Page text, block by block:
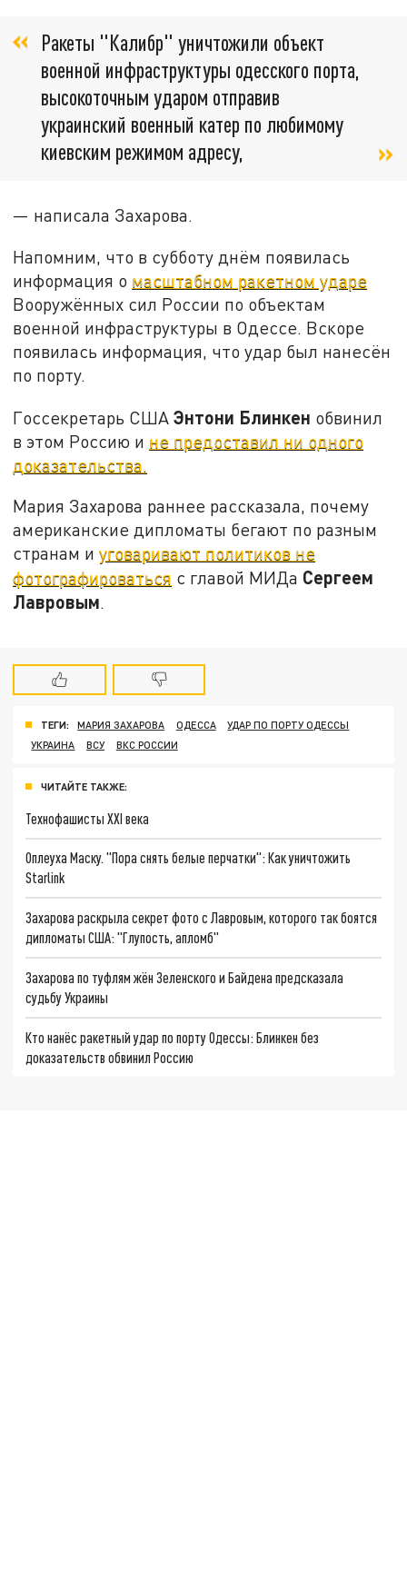
Ракеты "Калибр" уничтожили объект
военной инфраструктуры одесского порта,
высокоточным ударом отправив
украинский военный катер по любимому
киевским режимом адресу,
— написала Захарова.
Напомним, что в субботу днём появилась
информация о масштабном ракетном ударе
Вооружённых сил России по объектам
военной инфраструктуры в Одессе. Вскоре
появилась информация, что удар был нанесён
по порту.
Госсекретарь СШАЭнтони Блинкен обвинил
в этом Россию и не предоставил ни одного
доказательства.
Мария Захарова раннее рассказала, почему
американские дипломаты бегают по разным
странам иуговаривают политиков не
фотографироваться с главой МИДа Сергеем
Лавровым.
ТЕГИ: МАРИЯ ЗАХАРОВА ОДЕССА
УДАР ПО ПОРТУ ОДЕССЫ
УКРАИНА
ВСУ ВКС РОССИИ
ЧИТАЙТЕ ТАКЖЕ:
Технофашисты XXI века
Оплеуха Маску. "Пора снять белые перчатки": Как уничтожить
Starlink
Захарова раскрыла секрет фото с Лавровым, которого так боятся
дипломаты США: "Глупость, апломб"
Захарова по туфлям жён Зеленского и Байдена предсказала
судьбу Украины
Кто нанёс ракетный удар по порту Одессы: Блинкен без
доказательств обвинил Россию